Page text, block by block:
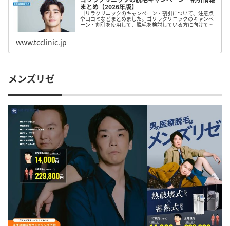
まとめ【2026年版】
ゴリラクリニックのキャンペーン・割引について、注意点
や口コミなどまとめました。ゴリラクリニックのキャンペ
ーン・割引を使用して、脱毛を検討している方に向けて、
www.tcclinic.jp
メンズリゼ